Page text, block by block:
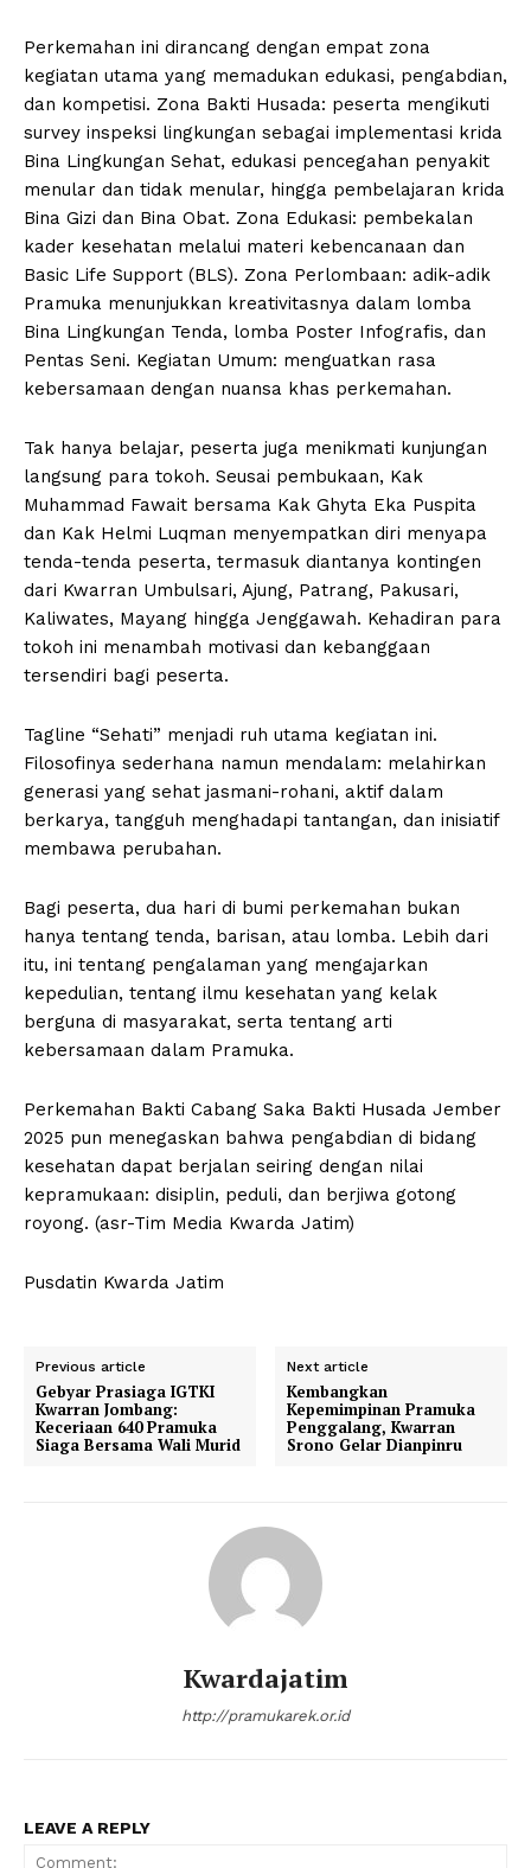
Perkemahan ini dirancang dengan empat zona
kegiatan utama yang memadukan edukasi, pengabdian,
dan kompetisi. Zona Bakti Husada: peserta mengikuti
survey inspeksi lingkungan sebagai implementasi krida
Bina Lingkungan Sehat, edukasi pencegahan penyakit
menular dan tidak menular, hingga pembelajaran krida
Bina Gizi dan Bina Obat. Zona Edukasi: pembekalan
kader kesehatan melalui materi kebencanaan dan
Basic Life Support (BLS). Zona Perlombaan: adik-adik
Pramuka menunjukkan kreativitasnya dalam lomba
Bina Lingkungan Tenda, lomba Poster Infografis, dan
Pentas Seni. Kegiatan Umum: menguatkan rasa
kebersamaan dengan nuansa khas perkemahan.
Tak hanya belajar, peserta juga menikmati kunjungan
langsung para tokoh. Seusai pembukaan, Kak
Muhammad Fawait bersama Kak Ghyta Eka Puspita
dan Kak Helmi Luqman menyempatkan diri menyapa
tenda-tenda peserta, termasuk diantanya kontingen
dari Kwarran Umbulsari, Ajung, Patrang, Pakusari,
Kaliwates, Mayang hingga Jenggawah. Kehadiran para
tokoh ini menambah motivasi dan kebanggaan
tersendiri bagi peserta.
Tagline “Sehati” menjadi ruh utama kegiatan ini.
Filosofinya sederhana namun mendalam: melahirkan
generasi yang sehat jasmani-rohani, aktif dalam
berkarya, tangguh menghadapi tantangan, dan inisiatif
membawa perubahan.
Bagi peserta, dua hari di bumi perkemahan bukan
hanya tentang tenda, barisan, atau lomba. Lebih dari
itu, ini tentang pengalaman yang mengajarkan
kepedulian, tentang ilmu kesehatan yang kelak
berguna di masyarakat, serta tentang arti
kebersamaan dalam Pramuka.
Perkemahan Bakti Cabang Saka Bakti Husada Jember
2025 pun menegaskan bahwa pengabdian di bidang
kesehatan dapat berjalan seiring dengan nilai
kepramukaan: disiplin, peduli, dan berjiwa gotong
royong. (asr-Tim Media Kwarda Jatim)
Pusdatin Kwarda Jatim
Previous article
Gebyar Prasiaga IGTKI
Kwarran Jombang:
Keceriaan 640 Pramuka
Siaga Bersama Wali Murid
Next article
Kembangkan
Kepemimpinan Pramuka
Penggalang, Kwarran
Srono⁩ Gelar Dianpinru
Kwardajatim
http://pramukarek.or.id
LEAVE A REPLY